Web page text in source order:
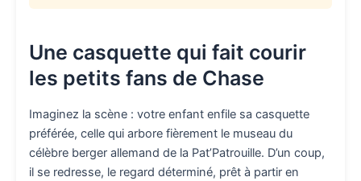
Une casquette qui fait courir
les petits fans de Chase
Imaginez la scène : votre enfant enfile sa casquette
préférée, celle qui arbore fièrement le museau du
célèbre berger allemand de la Pat’Patrouille. D’un coup,
il se redresse, le regard déterminé, prêt à partir en